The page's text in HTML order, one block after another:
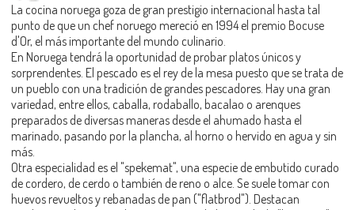
La cocina noruega goza de gran prestigio internacional hasta tal
punto de que un chef noruego mereció en 1994 el premio Bocuse
d'Or, el más importante del mundo culinario.
En Noruega tendrá la oportunidad de probar platos únicos y
sorprendentes. El pescado es el rey de la mesa puesto que se trata de
un pueblo con una tradición de grandes pescadores. Hay una gran
variedad, entre ellos, caballa, rodaballo, bacalao o arenques
preparados de diversas maneras desde el ahumado hasta el
marinado, pasando por la plancha, al horno o hervido en agua y sin
más.
Otra especialidad es el "spekemat", una especie de embutido curado
de cordero, de cerdo o también de reno o alce. Se suele tomar con
huevos revueltos y rebanadas de pan ("flatbrod"). Destacan